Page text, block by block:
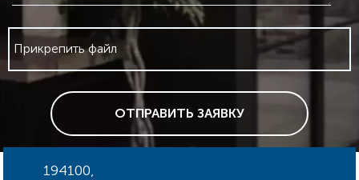
Прикрепить файл
ОТПРАВИТЬ ЗАЯВКУ
194100,